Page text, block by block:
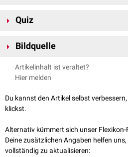
Diagnose, Therapie, siehe:
Quiz
Bildquelle
Bildquelle für Flexikon-Quiz: © FOX /
Artikelinhalt ist veraltet?
Hier melden
Du kannst den Artikel selbst
klickst.
Alternativ kümmert sich unser
Deine zusätzlichen Angaben helfen
vollständig zu aktualisieren: